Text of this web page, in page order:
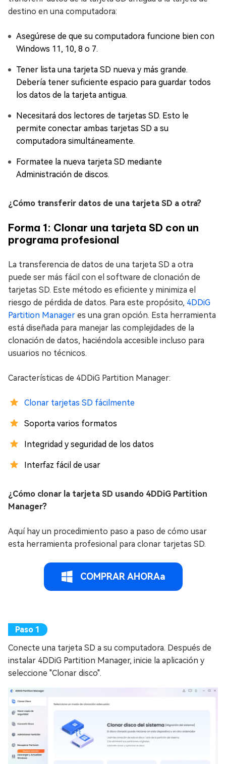
destino en una computadora:
Asegúrese de que su computadora funcione bien con
Windows 11, 10, 8 o 7.
Tener lista una tarjeta SD nueva y más grande.
Debería tener suficiente espacio para guardar todos
los datos de la tarjeta antigua.
Necesitará dos lectores de tarjetas SD. Esto le
permite conectar ambas tarjetas SD a su
computadora simultáneamente.
Formatee la nueva tarjeta SD mediante
Administración de discos.
¿Cómo transferir datos de una tarjeta SD a otra?
Forma 1: Clonar una tarjeta SD con un
programa profesional
La transferencia de datos de una tarjeta SD a otra
puede ser más fácil con el software de clonación de
tarjetas SD. Este método es eficiente y minimiza el
riesgo de pérdida de datos. Para este propósito, 4DDiG
Partition Manager es una gran opción. Esta herramienta
está diseñada para manejar las complejidades de la
clonación de datos, haciéndola accesible incluso para
usuarios no técnicos.
Características de 4DDiG Partition Manager:
Clonar tarjetas SD fácilmente
Soporta varios formatos
Integridad y seguridad de los datos
Interfaz fácil de usar
¿Cómo clonar la tarjeta SD usando 4DDiG Partition
Manager?
Aquí hay un procedimiento paso a paso de cómo usar
esta herramienta profesional para clonar tarjetas SD.
COMPRAR AHORAa
Conecte una tarjeta SD a su computadora. Después de
instalar 4DDiG Partition Manager, inicie la aplicación y
seleccione "Clonar disco".